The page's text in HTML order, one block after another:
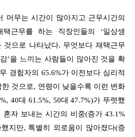
머무는 시간이 많아지고 근무시간의
근무를 하는 직장인들의 ‘일상생
것으로 나타났다. 무엇보다 재택근무
’을 느끼는 사람들이 많아진 것을 확
경험자의 65.6%가 이전보다 심리적
것으로, 연령이 낮을수록 이런 변화
40대 61.5%, 50대 47.7%)가 뚜렷했
자 보내는 시간의 비중(증가 43.1%
지만, 특별히 외로움이 많아졌다(증